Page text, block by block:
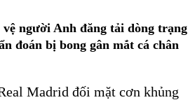
vệ người Anh đăng tải dòng trạng
đoán bị bong gân mắt cá chân
Madrid đối mặt cơn khủng